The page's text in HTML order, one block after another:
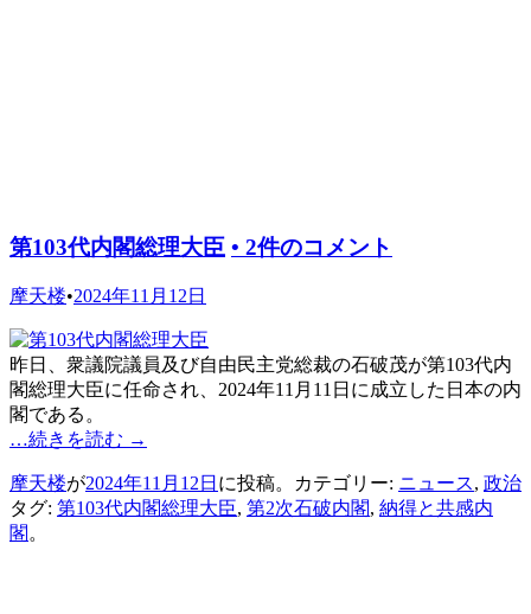
第103代内閣総理大臣 • 2件のコメント
摩天楼•2024年11月12日
昨日、衆議院議員及び自由民主党総裁の石破茂が第103代内
閣総理大臣に任命され、2024年11月11日に成立した日本の内
閣である。
…続きを読む →
摩天楼が2024年11月12日 に投稿。カテゴリー: ニュース, 政治
タグ: 第103代内閣総理大臣, 第2次石破内閣, 納得と共感内
閣 。